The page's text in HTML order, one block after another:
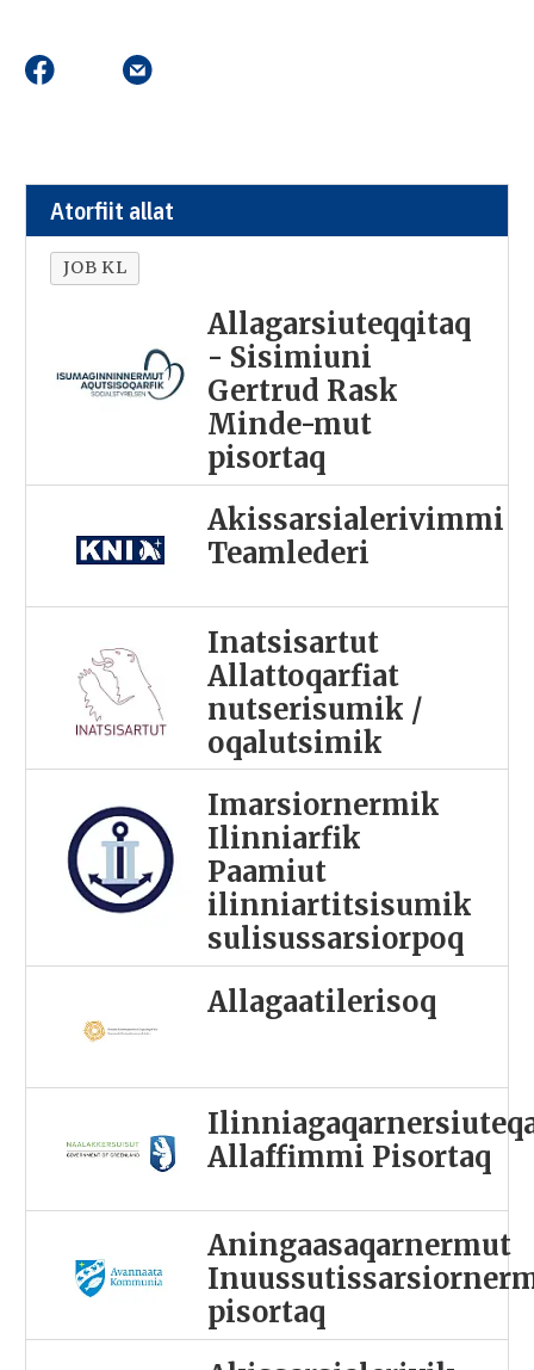
Atorfiit allat
JOB KL
Allagarsiuteqqitaq
- Sisimiuni
Gertrud Rask
Minde-mut
pisortaq
Akissarsialerivimmi
Teamlederi
Inatsisartut
Allattoqarfiat
nutserisumik /
oqalutsimik
Imarsiornermik
Ilinniarfik
Paamiut
ilinniartitsisumik
sulisussarsiorpoq
Allagaatilerisoq
Allaffimmi Pisortaq
Aningaasaqarnermut
pisortaq